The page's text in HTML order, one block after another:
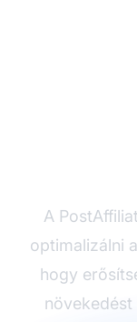
A
optimalizálni
hogy
növekedést